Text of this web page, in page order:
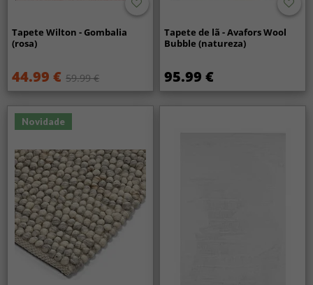
Tapete Wilton - Gombalia
(rosa)
44.99 € 59.99 €
Tapete de lã - Avafors Wool
Bubble (natureza)
95.99 €
Novidade